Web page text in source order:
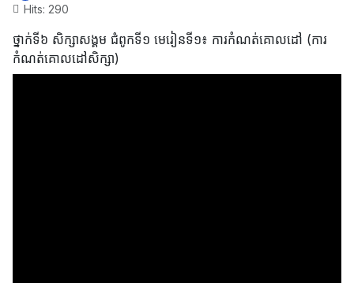
Hits: 290
ថ្នាក់ទី៦ សិក្សាសង្គម ជំពូកទី​១ មេរៀនទី​១៖ ការកំណត់គោលដៅ (ការ
កំណត់គោលដៅសិក្សា)